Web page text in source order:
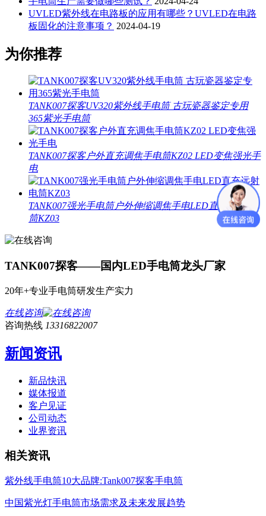
UVLED紫外线在电路板的应用有哪些？UVLED在电路
板固化的注意事项？ 2024-04-19
为你推荐
TANK007探客UV320紫外线手电筒 古玩瓷器鉴定专用
365紫光手电筒
TANK007探客户外直充调焦手电筒KZ02 LED变焦强光手
电
TANK007强光手电筒户外伸缩调焦手电LED直充远射电
筒KZ03
TANK007探客——国内LED手电筒龙头厂家
20年+专业手电筒研发生产实力
在线咨询
咨询热线 13316822007
新闻资讯
新品快讯
媒体报道
客户见证
公司动态
业界资讯
相关资讯
紫外线手电筒10大品牌:Tank007探客手电筒
中国紫光灯手电筒市场需求及未来发展趋势